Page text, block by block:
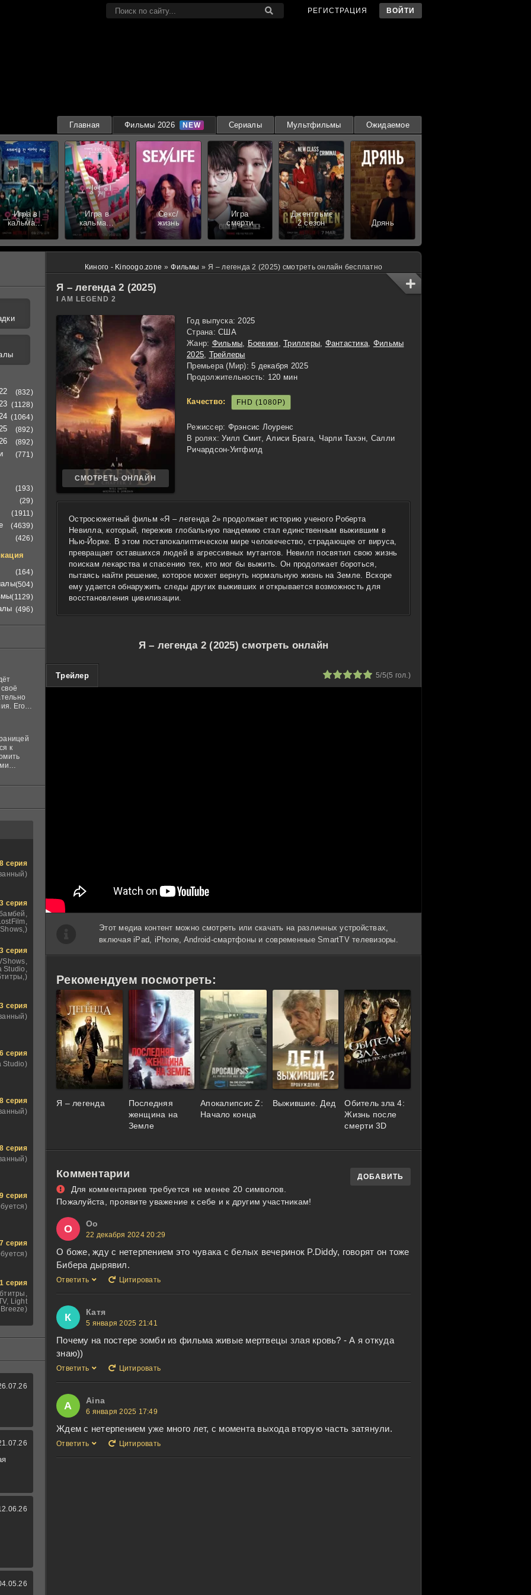
РЕГИСТРАЦИЯ ВОЙТИ
Главная Фильмы 2026 Сериалы Мультфильмы Ожидаемое
Игра в
кальмара
3 сезон
Игра в
кальмара
2 сезон
Секс/
жизнь
Игра
смерти
Джентльмены
2 сезон
Дрянь
Киного - Kinoogo.zone » Фильмы » Я – легенда 2 (2025) смотреть онлайн бесплатно
Я – легенда 2 (2025)
I AM LEGEND 2
СМОТРЕТЬ ОНЛАЙН
Год выпуска: 2025
Страна: США
Жанр: Фильмы, Боевики,Триллеры, Фантастика, Фильмы
2025, Трейлеры
Премьера (Мир): 5 декабря 2025
Продолжительность: 120 мин
Качество: FHD (1080P)
Режиссер: Фрэнсис Лоуренс
В ролях: Уилл Смит, Алиси Брага, Чарли Тахэн, Салли
Ричардсон-Уитфилд
Остросюжетный фильм «Я – легенда 2» продолжает историю ученого Роберта
Невилла, который, пережив глобальную пандемию стал единственным выжившим в
Нью-Йорке. В этом постапокалиптическом мире человечество, страдающее от вируса,
превращает оставшихся людей в агрессивных мутантов. Невилл посвятил свою жизнь
поискам лекарства и спасению тех, кто мог бы выжить. Он продолжает бороться,
пытаясь найти решение, которое может вернуть нормальную жизнь на Земле. Вскоре
ему удается обнаружить следы других выживших и открывается возможность для
восстановления цивилизации.
Я – легенда 2 (2025) смотреть онлайн
Трейлер 5/5(5 гол.)
Этот медиа контент можно смотреть или скачать на различных устройствах,
включая iPad, iPhone, Android-смартфоны и современные SmartTV телевизоры.
Рекомендуем посмотреть:
Я – легенда
Последняя
женщина на
Земле
Апокалипсис Z:
Начало конца
Выжившие. Дед
Обитель зла 4:
Жизнь после
смерти 3D
Комментарии
Для комментариев требуется не менее 20 символов.
Пожалуйста, проявите уважение к себе и к другим участникам!
ДОБАВИТЬ
О Оо
22 декабря 2024 20:29
О боже, жду с нетерпением это чувака с белых вечеринок P.Diddy, говорят он тоже
Бибера дырявил.
Ответить Цитировать
К Катя
5 января 2025 21:41
Почему на постере зомби из фильма живые мертвецы злая кровь? - А я откуда
знаю))
Ответить Цитировать
A Aina
6 января 2025 17:49
Ждем с нетерпением уже много лет, с момента выхода вторую часть затянули.
Ответить Цитировать
(832)
(1128)
(1064)
(892)
(892)
(771)
(193)
(29)
(1911)
(4639)
(426)
(164)
(504)
(1129)
(496)
Его
в
к
8 серия
3 серия
3 серия
Studio,
3 серия
6 серия
Studio)
8 серия
8 серия
серия
7 серия
1 серия
Light
Breeze)